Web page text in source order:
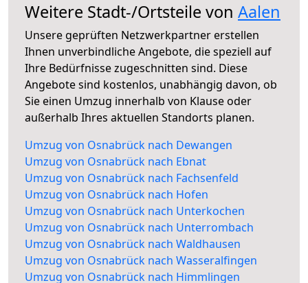
Weitere Stadt-/Ortsteile von Aalen
Unsere geprüften Netzwerkpartner erstellen
Ihnen unverbindliche Angebote, die speziell auf
Ihre Bedürfnisse zugeschnitten sind. Diese
Angebote sind kostenlos, unabhängig davon, ob
Sie einen Umzug innerhalb von Klause oder
außerhalb Ihres aktuellen Standorts planen.
Umzug von Osnabrück nach Dewangen
Umzug von Osnabrück nach Ebnat
Umzug von Osnabrück nach Fachsenfeld
Umzug von Osnabrück nach Hofen
Umzug von Osnabrück nach Unterkochen
Umzug von Osnabrück nach Unterrombach
Umzug von Osnabrück nach Waldhausen
Umzug von Osnabrück nach Wasseralfingen
Umzug von Osnabrück nach Himmlingen